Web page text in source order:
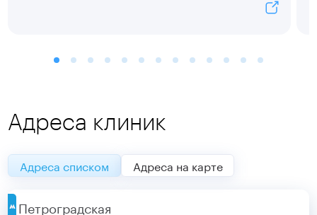
Адреса клиник
Адреса списком Адреса на карте
Петроградская